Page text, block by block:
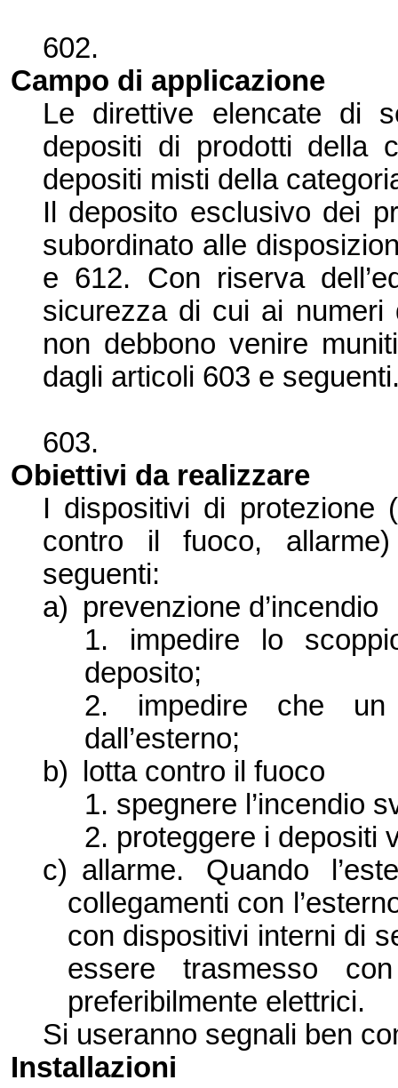
602.
Campo di applicazione
Le direttive elencate di
depositi di prodotti
depositi misti della
Il deposito esclusivo dei
subordinato alle
e 612. Con riserva dell’
sicurezza di cui ai
non debbono venire
dagli articoli 603 e
603.
Obiettivi da realizzare
I dispositivi di protezione
contro il fuoco,
seguenti:
a) prevenzione d’incendio
1. impedire lo
deposito;
2. impedire che un
dall’esterno;
b)
lotta contro il fuoco
1. spegnere l’incendio
2. proteggere i depositi
c) allarme. Quando l’
collegamenti con l’
con dispositivi interni di
essere trasmesso
preferibilmente elettrici.
Si useranno segnali ben
Installazioni